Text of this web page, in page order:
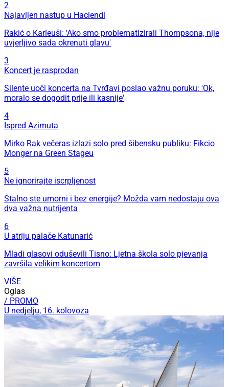
2
Najavljen nastup u Haciendi
Rakić o Karleuši: 'Ako smo problematizirali Thompsona, nije
uvjerljivo sada okrenuti glavu'
3
Koncert je rasprodan
Silente uoči koncerta na Tvrđavi poslao važnu poruku: 'Ok,
moralo se dogodit prije ili kasnije'
4
Ispred Azimuta
Mirko Rak večeras izlazi solo pred šibensku publiku: Fikcio
Monger na Green Stageu
5
Ne ignorirajte iscrpljenost
Stalno ste umorni i bez energije? Možda vam nedostaju ova
dva važna nutrijenta
6
U atriju palače Katunarić
Mladi glasovi oduševili Tisno: Ljetna škola solo pjevanja
završila velikim koncertom
VIŠE
Oglas
/ PROMO
U nedjelju, 16. kolovoza